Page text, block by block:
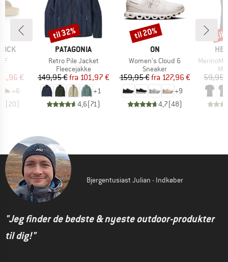
pris
€
+6
(20)
MÆRKE
PATAGONIA
Artikel
Retro Pile Jacket
Produktgruppe
Fleecejakke
Pris
149,95 € Nedsat pris
fra 101,97 €
+1
4,6(71)
Rabat
til 32%
MÆRKE
ON
Artikel
Women's Cloud 6
Produktgruppe
Sneaker
Pris
159,95 € Nedsat pris
fra 127,96 €
+9
4,7(48)
Rabat
til 20%
Artikel
MerinoMix150
59,95
til
Bjergentusiast Julian - Indkøber
"Jeg finder de bedste & nyeste outdoor-produkter
til dig!"